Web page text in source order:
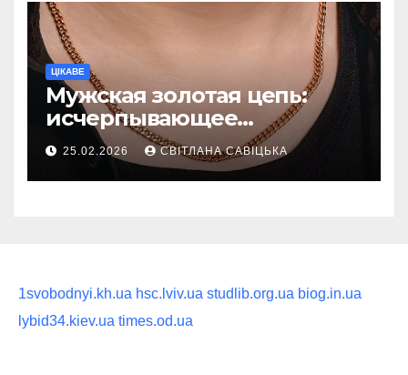
ЦІКАВЕ
Мужская золотая цепь:
исчерпывающее
руководство по выбору
статусного украшения
25.02.2026 СВІТЛАНА САВІЦЬКА
1svobodnyi.kh.ua hsc.lviv.ua studlib.org.ua biog.in.ua
lybid34.kiev.ua times.od.ua